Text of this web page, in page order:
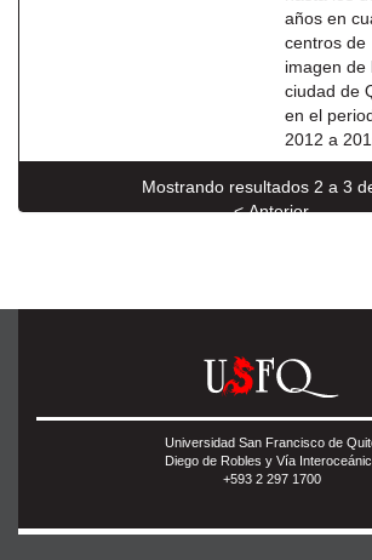
años en
centros de
imagen de
ciudad de
en el
2012 a
Mostrando resultados 2 a 3
< Anterior
Universidad San Francisco de
Diego de Robles y Vía
+593 2 297 1700